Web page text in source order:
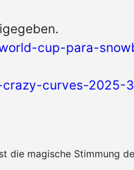
cup-para-
curves-2025-
die magische Stimmung